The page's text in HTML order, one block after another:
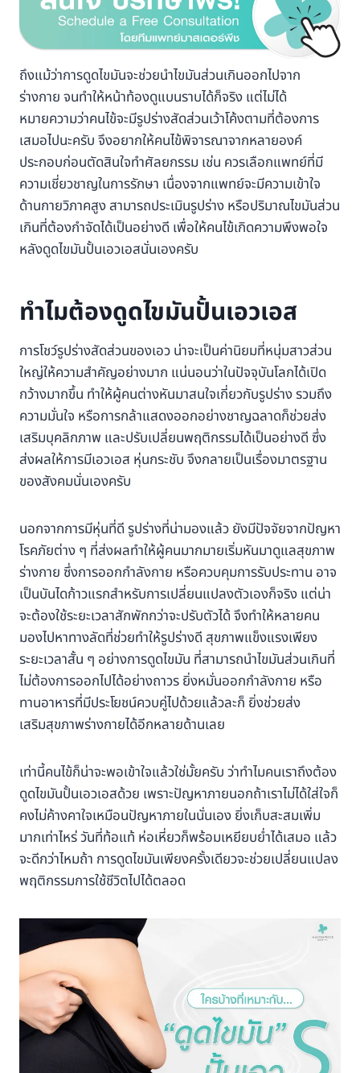
ถึงแม้ว่าการดูดไขมันจะช่วยนำไขมันส่วนเกินออกไปจาก
ร่างกาย จนทำให้หน้าท้องดูแบนราบได้ก็จริง แต่ไม่ได้
หมายความว่าคนไข้จะมีรูปร่างสัดส่วนเว้าโค้งตามที่ต้องการ
เสมอไปนะครับ จึงอยากให้คนไข้พิจารณาจากหลายองค์
ประกอบก่อนตัดสินใจทำศัลยกรรม เช่น ควรเลือกแพทย์ที่มี
ความเชี่ยวชาญในการรักษา เนื่องจากแพทย์จะมีความเข้าใจ
ด้านกายวิภาคสูง สามารถประเมินรูปร่าง หรือปริมาณไขมันส่วน
เกินที่ต้องกำจัดได้เป็นอย่างดี เพื่อให้คนไข้เกิดความพึงพอใจ
หลังดูดไขมันปั้นเอวเอสนั่นเองครับ
ทำไมต้องดูดไขมันปั้นเอวเอส
การโชว์รูปร่างสัดส่วนของเอว น่าจะเป็นค่านิยมที่หนุ่มสาวส่วน
ใหญ่ให้ความสำคัญอย่างมาก แน่นอนว่าในปัจจุบันโลกได้เปิด
กว้างมากขึ้น ทำให้ผู้คนต่างหันมาสนใจเกี่ยวกับรูปร่าง รวมถึง
ความมั่นใจ หรือการกล้าแสดงออกอย่างชาญฉลาดก็ช่วยส่ง
เสริมบุคลิกภาพ และปรับเปลี่ยนพฤติกรรมได้เป็นอย่างดี ซึ่ง
ส่งผลให้การมีเอวเอส หุ่นกระชับ จึงกลายเป็นเรื่องมาตรฐาน
ของสังคมนั่นเองครับ
นอกจากการมีหุ่นที่ดี รูปร่างที่น่ามองแล้ว ยังมีปัจจัยจากปัญหา
โรคภัยต่าง ๆ ที่ส่งผลทำให้ผู้คนมากมายเริ่มหันมาดูแลสุขภาพ
ร่างกาย ซึ่งการออกกำลังกาย หรือควบคุมการรับประทาน อาจ
เป็นบันไดก้าวแรกสำหรับการเปลี่ยนแปลงตัวเองก็จริง แต่น่า
จะต้องใช้ระยะเวลาสักพักกว่าจะปรับตัวได้ จึงทำให้หลายคน
มองไปหาทางลัดที่ช่วยทำให้รูปร่างดี สุขภาพแข็งแรงเพียง
ระยะเวลาสั้น ๆ อย่างการดูดไขมัน ที่สามารถนำไขมันส่วนเกินที่
ไม่ต้องการออกไปได้อย่างถาวร ยิ่งหมั่นออกกำลังกาย หรือ
ทานอาหารที่มีประโยชน์ควบคู่ไปด้วยแล้วละก็ ยิ่งช่วยส่ง
เสริมสุขภาพร่างกายได้อีกหลายด้านเลย
เท่านี้คนไข้ก็น่าจะพอเข้าใจแล้วใช่มั้ยครับ ว่าทำไมคนเราถึงต้อง
ดูดไขมันปั้นเอวเอสด้วย เพราะปัญหาภายนอกถ้าเราไม่ได้ใส่ใจก็
คงไม่ค้างคาใจเหมือนปัญหาภายในนั่นเอง ยิ่งเก็บสะสมเพิ่ม
มากเท่าไหร่ วันที่ท้อแท้ ห่อเหี่ยวก็พร้อมเหยียบย่ำได้เสมอ แล้ว
จะดีกว่าไหมถ้า การดูดไขมันเพียงครั้งเดียวจะช่วยเปลี่ยนแปลง
พฤติกรรมการใช้ชีวิตไปได้ตลอด